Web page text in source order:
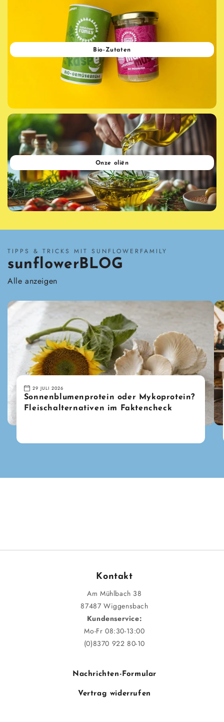
Bio-Zutaten
Onze oliën
TIPPS & TRICKS MIT SUNFLOWERFAMILY
sunflowerBLOG
Alle anzeigen
29 JULI 2026
Sonnenblumenprotein oder Mykoprotein?
Fleischalternativen im Faktencheck
Kontakt
Am Mühlbach 38
87487 Wiggensbach
Kundenservice:
Mo-Fr 08:30-13:00
(0)8370 922 80-10
Nachrichten-Formular
Vertrag widerrufen